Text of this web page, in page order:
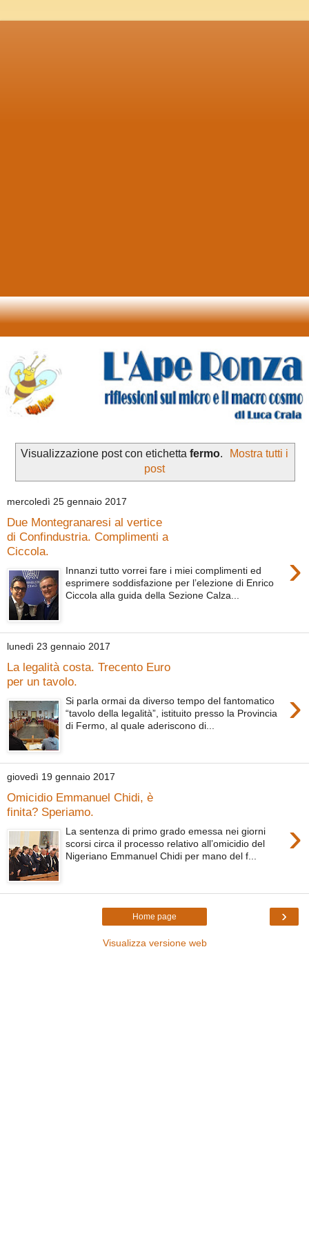
Visualizzazione post con etichetta fermo.
Mostra tutti i
post
mercoledì 25 gennaio 2017
Due Montegranaresi al vertice
di Confindustria. Complimenti a
Ciccola.
›
Innanzi tutto vorrei fare i miei complimenti ed
esprimere soddisfazione per l’elezione di Enrico
Ciccola alla guida della Sezione Calza...
lunedì 23 gennaio 2017
La legalità costa. Trecento Euro
per un tavolo.
›
Si parla ormai da diverso tempo del fantomatico
“tavolo della legalità”, istituito presso la Provincia
di Fermo, al quale aderiscono di...
giovedì 19 gennaio 2017
Omicidio Emmanuel Chidi, è
finita? Speriamo.
›
La sentenza di primo grado emessa nei giorni
scorsi circa il processo relativo all’omicidio del
Nigeriano Emmanuel Chidi per mano del f...
›
Home page
Visualizza versione web